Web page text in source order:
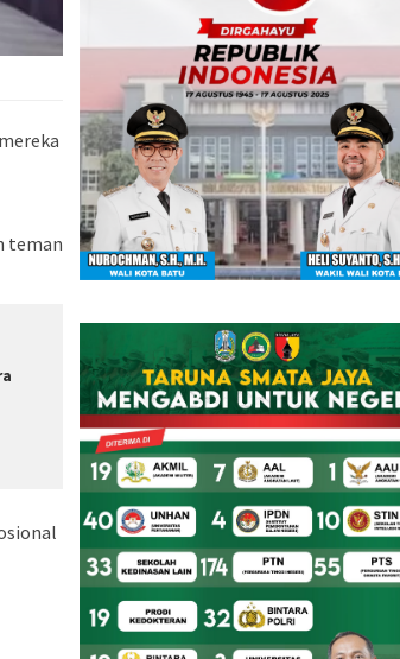
teman